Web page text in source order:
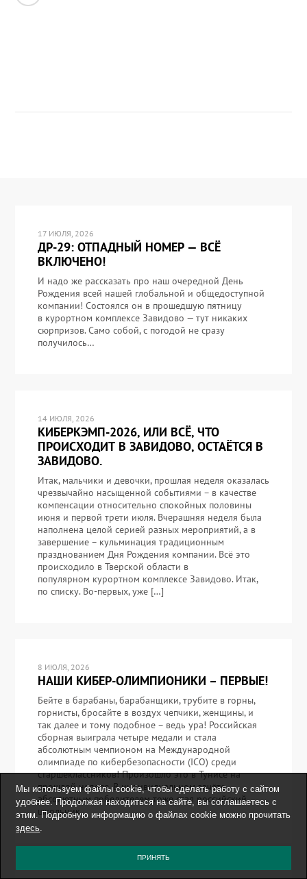
17 ИЮЛЯ, 2026
ДР-29: ОТПАДНЫЙ НОМЕР — ВСЁ
ВКЛЮЧЕНО!
И надо же рассказать про наш очередной День
Рождения всей нашей глобальной и общедоступной
компании! Состоялся он в прошедшую пятницу
в курортном комплексе Завидово — тут никаких
сюрпризов. Само собой, с погодой не сразу
получилось…
14 ИЮЛЯ, 2026
КИБЕРКЭМП-2026, ИЛИ ВСЁ, ЧТО
ПРОИСХОДИТ В ЗАВИДОВО, ОСТАЁТСЯ В
ЗАВИДОВО.
Итак, мальчики и девочки, прошлая неделя оказалась
чрезвычайно насыщенной событиями – в качестве
компенсации относительно спокойных половины
июня и первой трети июля. Вчерашняя неделя была
наполнена целой серией разных мероприятий, а в
завершение – кульминация традиционным
празднованием Дня Рождения компании. Всё это
происходило в Тверской области в
популярном курортном комплексе Завидово. Итак,
по списку. Во-первых, уже […]
8 ИЮЛЯ, 2026
НАШИ КИБЕР-ОЛИМПИОНИКИ – ПЕРВЫЕ!
Бейте в барабаны, барабанщики, трубите в горны,
горнисты, бросайте в воздух чепчики, женщины, и
так далее и тому подобное – ведь ура! Российская
сборная выиграла четыре медали и стала
абсолютным чемпионом на Международной
олимпиаде по кибербезопасности (ICO) среди
старшеклассников! Произошло это в Тунисе на
прошлой неделе. В индивидуальном зачёте
абсолютным победителем тоже стал российский
школьник.
Мы используем файлы cookie, чтобы сделать работу с сайтом
удобнее. Продолжая находиться на сайте, вы соглашаетесь с
этим. Подробную информацию о файлах cookie можно прочитать
здесь.
ПРИНЯТЬ